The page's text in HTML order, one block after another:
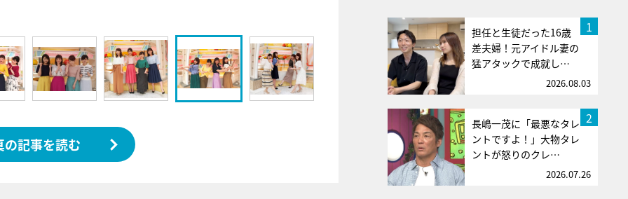
の記事を読む
1
担任と生徒だった16歳
差夫婦！元アイドル妻の
猛アタックで成就し…
2026.08.03
2
長嶋一茂に「最悪なタレ
ントですよ！」大物タレ
ントが怒りのクレ…
2026.07.26